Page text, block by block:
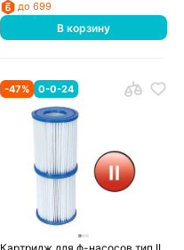
до 699
В корзину
-47% 0-0-24